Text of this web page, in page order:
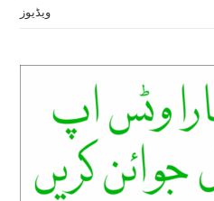
ویڈیوز